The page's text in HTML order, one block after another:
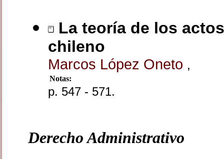
La teoría de los
chileno
Marcos López Oneto ,
Notas:
p. 547 - 571.
Derecho Administrativo